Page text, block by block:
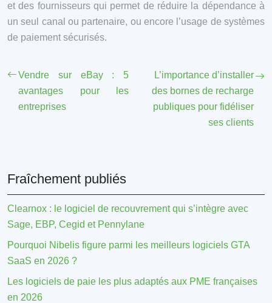
et des fournisseurs qui permet de réduire la dépendance à
un seul canal ou partenaire, ou encore l’usage de systèmes
de paiement sécurisés.
Vendre sur eBay : 5
avantages pour les
entreprises
L’importance d’installer
des bornes de recharge
publiques pour fidéliser
ses clients
Fraîchement publiés
Clearnox : le logiciel de recouvrement qui s’intègre avec
Sage, EBP, Cegid et Pennylane
Pourquoi Nibelis figure parmi les meilleurs logiciels GTA
SaaS en 2026 ?
Les logiciels de paie les plus adaptés aux PME françaises
en 2026